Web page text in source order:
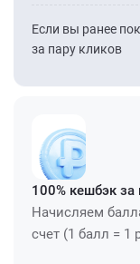
Если вы ранее
за пару кликов
100% кешбэк за
Начисляем
счет (1 балл = 1